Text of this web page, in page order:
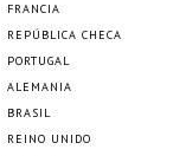
FRANCIA
REPÚBLICA CHECA
PORTUGAL
ALEMANIA
BRASIL
REINO UNIDO